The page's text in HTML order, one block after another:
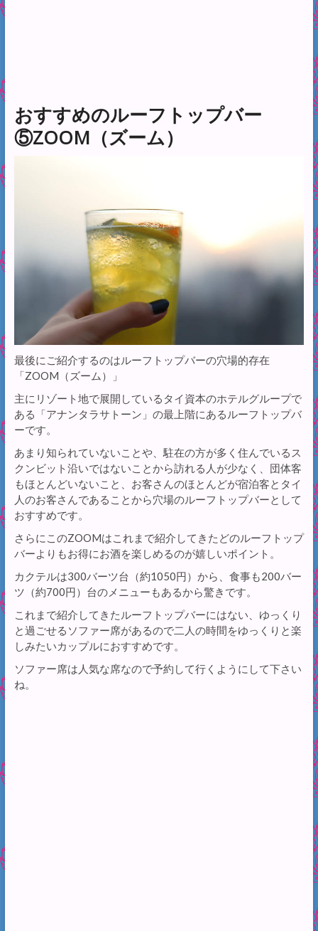
おすすめのルーフトップバー
⑤ZOOM（ズーム）
最後にご紹介するのはルーフトップバーの穴場的存在
「ZOOM（ズーム）」
主にリゾート地で展開しているタイ資本のホテルグループで
ある「アナンタラサトーン」の最上階にあるルーフトップバ
ーです。
あまり知られていないことや、駐在の方が多く住んでいるス
クンビット沿いではないことから訪れる人が少なく、団体客
もほとんどいないこと、お客さんのほとんどが宿泊客とタイ
人のお客さんであることから穴場のルーフトップバーとして
おすすめです。
さらにこのZOOMはこれまで紹介してきたどのルーフトップ
バーよりもお得にお酒を楽しめるのが嬉しいポイント。
カクテルは300バーツ台（約1050円）から、食事も200バー
ツ（約700円）台のメニューもあるから驚きです。
これまで紹介してきたルーフトップバーにはない、ゆっくり
と過ごせるソファー席があるので二人の時間をゆっくりと楽
しみたいカップルにおすすめです。
ソファー席は人気な席なので予約して行くようにして下さい
ね。